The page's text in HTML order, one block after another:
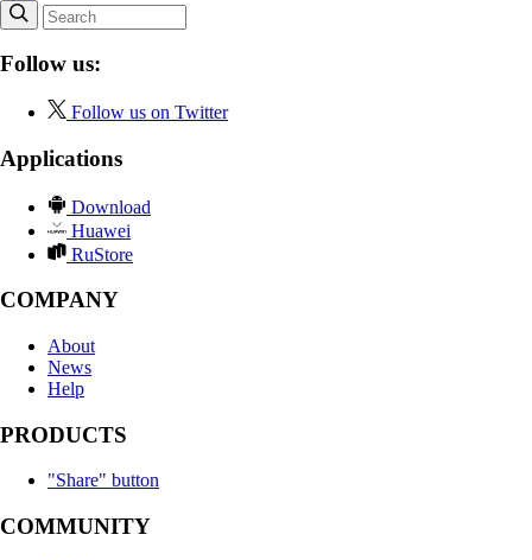
Follow us:
Follow us on Twitter
Applications
Download
Huawei
RuStore
COMPANY
About
News
Help
PRODUCTS
"Share" button
COMMUNITY